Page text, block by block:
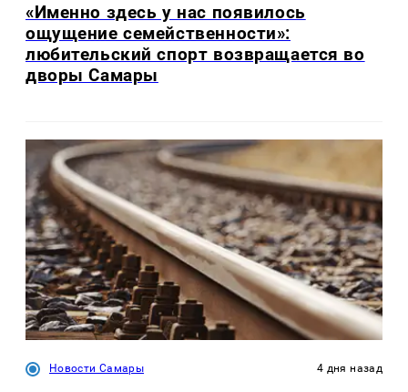
«Именно здесь у нас появилось
ощущение семейственности»:
любительский спорт возвращается во
дворы Самары
Новости Самары 4 дня назад